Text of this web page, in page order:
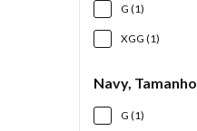
G (1)
XGG (1)
Navy, Tamanho
G (1)